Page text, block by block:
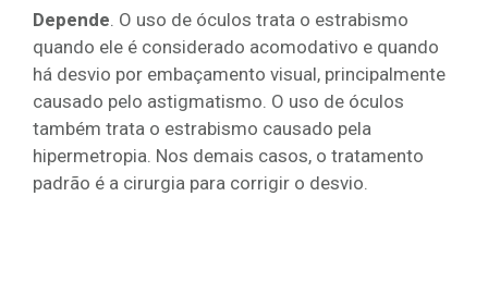
Depende. O uso de óculos trata o estrabismo
quando ele é considerado acomodativo e quando
há desvio por embaçamento visual, principalmente
causado pelo astigmatismo. O uso de óculos
também trata o estrabismo causado pela
hipermetropia. Nos demais casos, o tratamento
padrão é a cirurgia para corrigir o desvio.